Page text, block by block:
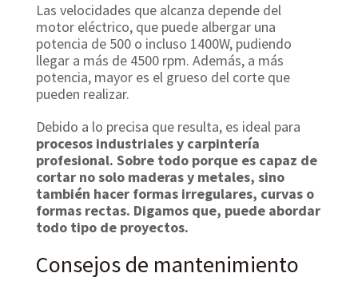
Las velocidades que alcanza depende del
motor eléctrico, que puede albergar una
potencia de 500 o incluso 1400W, pudiendo
llegar a más de 4500 rpm. Además, a más
potencia, mayor es el grueso del corte que
pueden realizar.
Debido a lo precisa que resulta, es ideal para
procesos industriales y carpintería
profesional. Sobre todo porque es capaz de
cortar no solo maderas y metales, sino
también hacer formas irregulares, curvas o
formas rectas. Digamos que, puede abordar
todo tipo de proyectos.
Consejos de mantenimiento